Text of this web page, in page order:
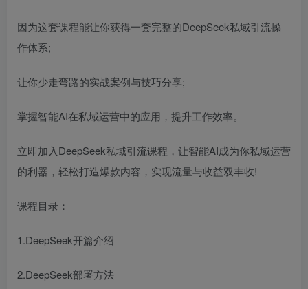
因为这套课程能让你获得一套完整的DeepSeek私域引流操
作体系;
让你少走弯路的实战案例与技巧分享;
掌握智能AI在私域运营中的应用，提升工作效率。
立即加入DeepSeek私域引流课程，让智能AI成为你私域运营
的利器，轻松打造爆款内容，实现流量与收益双丰收!
课程目录：
1.DeepSeek开篇介绍
2.DeepSeek部署方法